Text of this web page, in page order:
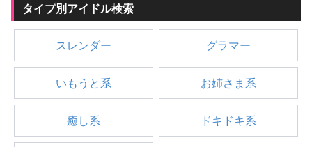
タイプ別アイドル検索
スレンダー グラマー
いもうと系 お姉さま系
癒し系 ドキドキ系